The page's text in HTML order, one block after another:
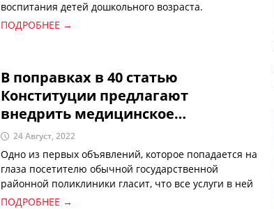
воспитания детей дошкольного возраста.
ПОДРОБНЕЕ →
В поправках в 40 статью
Конституции предлагают
внедрить медицинское
страхование. Для чего?
24 Август, 2022
Одно из первых объявлений, которое попадается на
глаза посетителю обычной государственной
районной поликлиники гласит, что все услуги в ней
оказываются бесплатно. Но так ли это на самом
ПОДРОБНЕЕ →